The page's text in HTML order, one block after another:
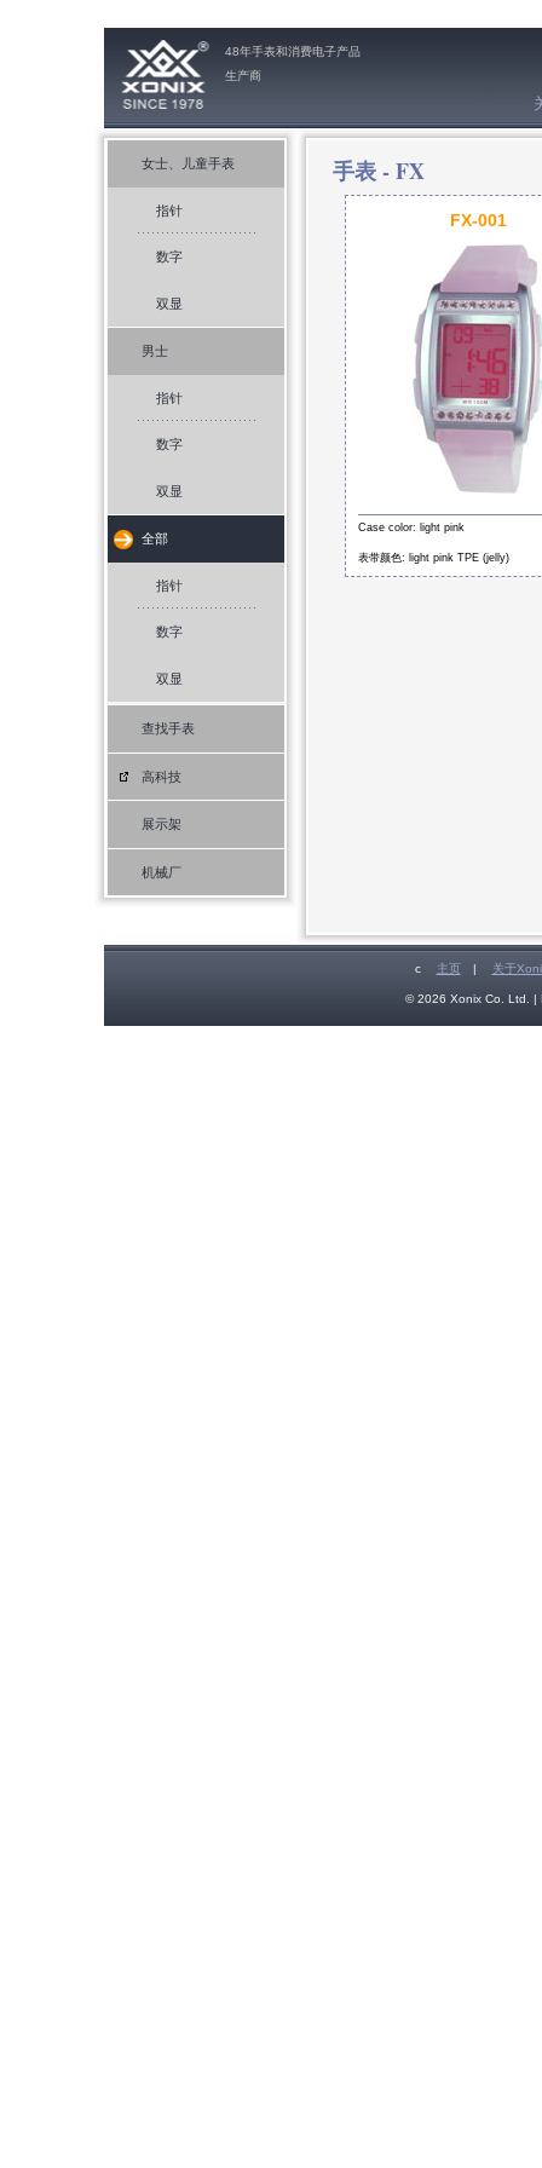
48年手表和消费电子产品
生产商
女士、儿童手表
指针
数字
双显
男士
指针
数字
双显
全部
指针
数字
双显
查找手表
高科技
展示架
机械厂
手表 - FX
FX-001
Case color: light pink
表带颜色: light pink TPE (jelly)
c 主页 | 关于
© 2026 Xonix Co. Ltd. |